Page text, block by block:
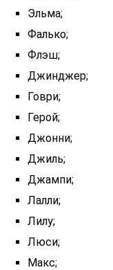
Эльма;
Фалько;
Флэш;
Джинджер;
Говри;
Герой;
Джонни;
Джиль;
Джампи;
Лалли;
Лилу;
Люси;
Макс;